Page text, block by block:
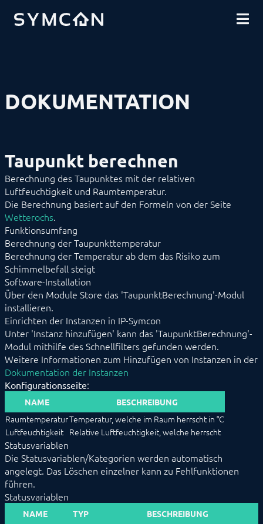
COMMUNITY
DOKUMENTATION
EINFÜHRUNG
INSTALLATION
MODULREFERENZ
Geräte
Bild-Archiv
Countdown
CSV ZIP Export
Dummy Modul
Eieruhr
Gruppensteuerung
JSON Decoder
JSON Exporter
Logik Gatter
Rechenmodule
RGBMultiplexer
Schleppzeiger
Spielesammlung
Szenensteuerung
Taupunkt berechnen
Treppenhauslichtsteuerung
Umbennener
Unwetterzentrale
VariablenVergleich
Virtuelle Geräte
Zufällige Beleuchtung
Energie
Visualisierungen
Sprachassistenten
Benachrichtigungen
Kern Instanzen
I/O Instanzen
Datensicherung
Legacy
BEFEHLSREFERENZ
ENTWICKLERBEREICH
Taupunkt berechnen
Berechnung des Taupunktes mit der relativen
Luftfeuchtigkeit und Raumtemperatur.
Die Berechnung basiert auf den Formeln von der Seite
Wetterochs.
Funktionsumfang
Berechnung der Taupunkttemperatur
Berechnung der Temperatur ab dem das Risiko zum
Schimmelbefall steigt
Software-Installation
Über den Module Store das 'TaupunktBerechnung'-Modul
installieren.
Einrichten der Instanzen in IP-Symcon
Unter 'Instanz hinzufügen' kann das 'TaupunktBerechnung'-
Modul mithilfe des Schnellfilters gefunden werden.
Weitere Informationen zum Hinzufügen von Instanzen in der
Dokumentation der Instanzen
Konfigurationsseite:
NAME BESCHREIBUNG
RaumtemperaturTemperatur, welche im Raum herrscht in °C
Luftfeuchtigkeit Relative Luftfeuchtigkeit, welche herrscht
Statusvariablen
Die Statusvariablen/Kategorien werden automatisch
angelegt. Das Löschen einzelner kann zu Fehlfunktionen
führen.
Statusvariablen
NAME TYP BESCHREIBUNG